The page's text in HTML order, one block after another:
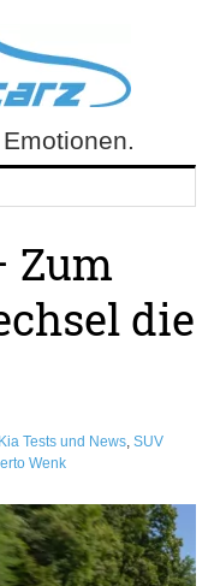
Zum
die
Kia Tests und News, SUV
Wenk